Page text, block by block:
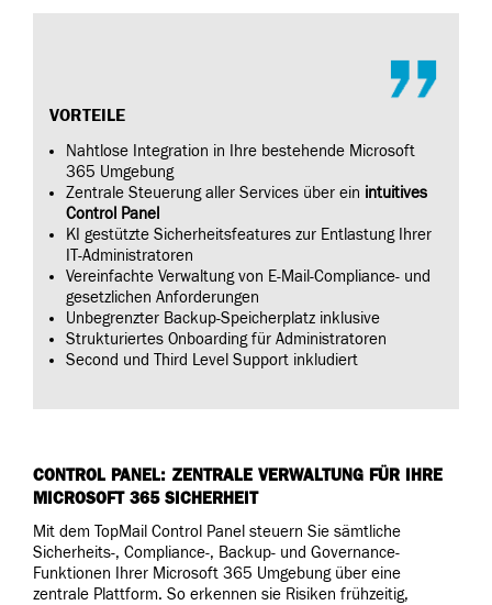
VORTEILE
Nahtlose Integration in Ihre bestehende Microsoft
365 Umgebung
Zentrale Steuerung aller Services über ein intuitives
Control Panel
KI gestützte Sicherheitsfeatures zur Entlastung Ihrer
IT-Administratoren
Vereinfachte Verwaltung von E-Mail-Compliance- und
gesetzlichen Anforderungen
Unbegrenzter Backup-Speicherplatz inklusive
Strukturiertes Onboarding für Administratoren
Second und Third Level Support inkludiert
CONTROL PANEL: ZENTRALE VERWALTUNG FÜR IHRE
MICROSOFT 365 SICHERHEIT
Mit dem TopMail Control Panel steuern Sie sämtliche
Sicherheits-, Compliance-, Backup- und Governance-
Funktionen Ihrer Microsoft 365 Umgebung über eine
zentrale Plattform. So erkennen sie Risiken frühzeitig,